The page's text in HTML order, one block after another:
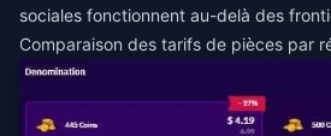
sociales fonctionnent au-delà des
Comparaison des tarifs de pièces par